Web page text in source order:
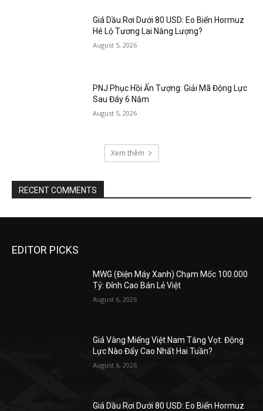
Giá Dầu Rơi Dưới 80 USD: Eo Biển Hormuz
Hé Lộ Tương Lai Năng Lượng?
August 5, 2026
PNJ Phục Hồi Ấn Tượng: Giải Mã Động Lực
Sau Đáy 6 Năm
August 5, 2026
Xem thêm
RECENT COMMENTS
EDITOR PICKS
MWG (Điện Máy Xanh) Chạm Mốc 100.000
Tỷ: Đỉnh Cao Bán Lẻ Việt
August 6, 2026
Giá Vàng Miếng Việt Nam Tăng Vọt: Động
Lực Nào Đẩy Cao Nhất Hai Tuần?
August 6, 2026
Giá Dầu Rơi Dưới 80 USD: Eo Biển Hormuz